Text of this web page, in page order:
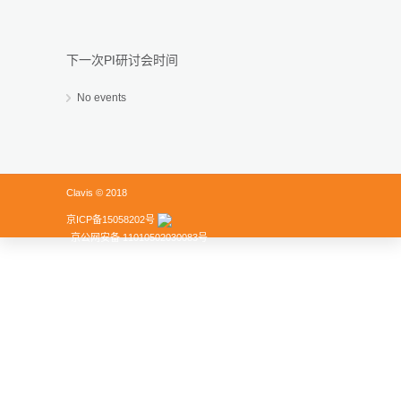
下一次PI研讨会时间
No events
Clavis © 2018
京ICP备15058202号
京公网安备 11010502030083号